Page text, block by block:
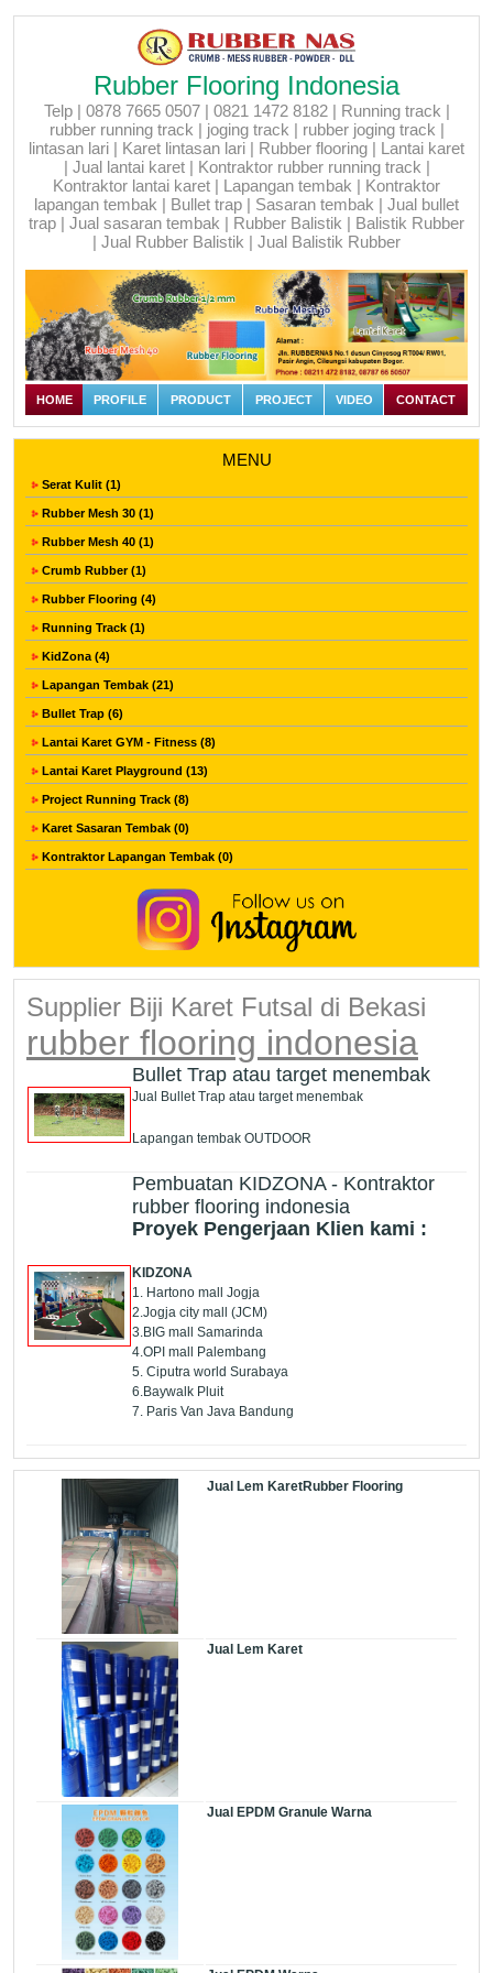
Rubber Flooring Indonesia
Telp | 0878 7665 0507 | 0821 1472 8182 | Running track |
rubber running track | joging track | rubber joging track |
lintasan lari | Karet lintasan lari | Rubber flooring | Lantai karet
| Jual lantai karet | Kontraktor rubber running track |
Kontraktor lantai karet | Lapangan tembak | Kontraktor
lapangan tembak | Bullet trap | Sasaran tembak | Jual bullet
trap | Jual sasaran tembak | Rubber Balistik | Balistik Rubber
| Jual Rubber Balistik | Jual Balistik Rubber
HOME PROFILE PRODUCT PROJECT VIDEO CONTACT
MENU
Serat Kulit (1)
Rubber Mesh 30 (1)
Rubber Mesh 40 (1)
Crumb Rubber (1)
Rubber Flooring (4)
Running Track (1)
KidZona (4)
Lapangan Tembak (21)
Bullet Trap (6)
Lantai Karet GYM - Fitness (8)
Lantai Karet Playground (13)
Project Running Track (8)
Karet Sasaran Tembak (0)
Kontraktor Lapangan Tembak (0)
Supplier Biji Karet Futsal di Bekasi
rubber flooring indonesia
Bullet Trap atau target menembak
Jual Bullet Trap atau target menembak
Lapangan tembak OUTDOOR
Pembuatan KIDZONA - Kontraktor
rubber flooring indonesia
Proyek Pengerjaan Klien kami :
KIDZONA
1. Hartono mall Jogja
2.Jogja city mall (JCM)
3.BIG mall Samarinda
4.OPI mall Palembang
5. Ciputra world Surabaya
6.Baywalk Pluit
7. Paris Van Java Bandung
Jual Lem KaretRubber Flooring
Jual Lem Karet
Jual EPDM Granule Warna